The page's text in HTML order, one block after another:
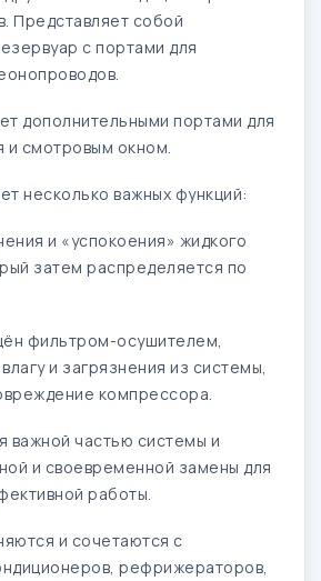
Представляет собой
с портами для
дополнительными портами для
и смотровым окном.
несколько важных функций:
и «успокоения» жидкого
затем распределяется по
фильтром-осушителем,
и загрязнения из системы,
компрессора.
важной частью системы и
и своевременной замены для
работы.
и сочетаются с
рефрижераторов,